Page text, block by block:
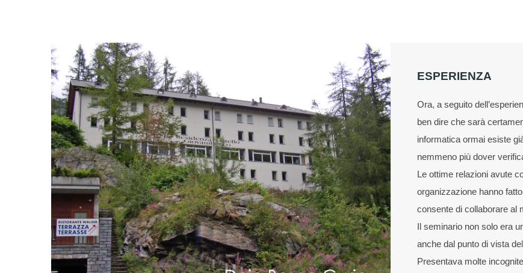
ESPERIENZA
Ora, a seguito
ben dire che sarà
informatica ormai esiste
nemmeno più dover
Le ottime relazioni avute
organizzazione hanno
consente di collaborare al
Il seminario non solo era
anche dal punto di vista
Presentava molte